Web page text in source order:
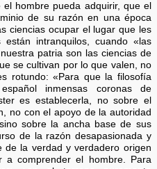
hombre pueda adquirir, que el
de su razón en una época
ciencias ocupar el lugar que les
intranquilos, cuando «las
patria son las ciencias de
se cultivan por lo que valen, no
rotundo: «Para que la filosofía
inmensas coronas de
es establecerla, no sobre el
no con el apoyo de la autoridad
sobre la ancha base de sus
de la razón desapasionada y
de la verdad y verdadero origen
a comprender el hombre. Para